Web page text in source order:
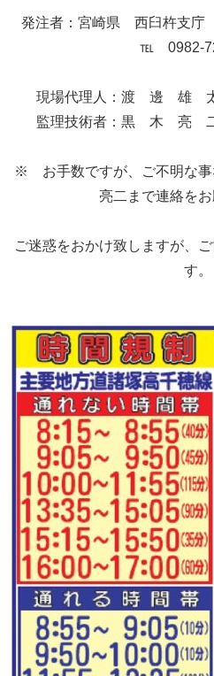
発注者：宮崎県 西臼杵支
℡ 0982-
現場代理人：渡 邊 雄
監理技術者：黒 木 亮
※ お手数ですが、ご不明な事
亮二まで連絡をお
ご迷惑をおかけ致しますが、
す。